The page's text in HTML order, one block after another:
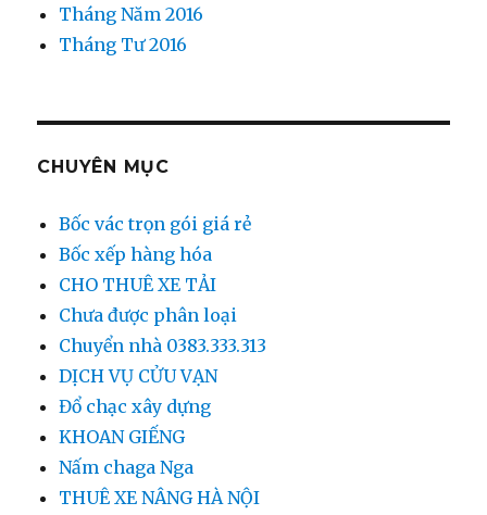
Tháng Năm 2016
Tháng Tư 2016
CHUYÊN MỤC
Bốc vác trọn gói giá rẻ
Bốc xếp hàng hóa
CHO THUÊ XE TẢI
Chưa được phân loại
Chuyển nhà 0383.333.313
DỊCH VỤ CỬU VẠN
Đổ chạc xây dựng
KHOAN GIẾNG
Nấm chaga Nga
THUÊ XE NÂNG HÀ NỘI